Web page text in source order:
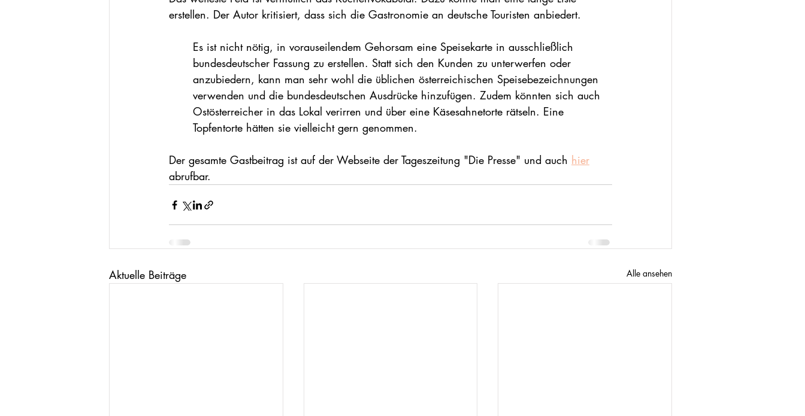
erstellen. Der Autor kritisiert, dass sich die Gastronomie an deutsche Touristen anbiedert.
Es ist nicht nötig, in vorauseilendem Gehorsam eine Speisekarte in ausschließlich
bundesdeutscher Fassung zu erstellen. Statt sich den Kunden zu unterwerfen oder
anzubiedern, kann man sehr wohl die üblichen österreichischen Speisebezeichnungen
verwenden und die bundesdeutschen Ausdrücke hinzufügen. Zudem könnten sich auch
Ostösterreicher in das Lokal verirren und über eine Käsesahnetorte rätseln. Eine
Topfentorte hätten sie vielleicht gern genommen.
Der gesamte Gastbeitrag ist auf der Webseite der Tageszeitung "Die Presse" und auch hier
abrufbar.
Aktuelle Beiträge Alle ansehen